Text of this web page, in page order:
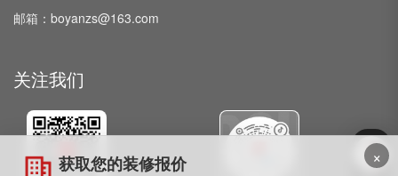
邮箱：boyanzs@163.com
关注我们
获取您的装修报价 ×